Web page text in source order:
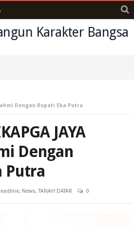
Dengan Bupati Eka Putra
JAYA
Dengan
Putra
, News,TANAH DATAR 0